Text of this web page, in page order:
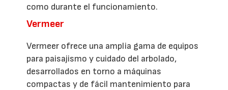
como durante el funcionamiento.
Vermeer
Vermeer ofrece una amplia gama de equipos
para paisajismo y cuidado del arbolado,
desarrollados en torno a máquinas
compactas y de fácil mantenimiento para